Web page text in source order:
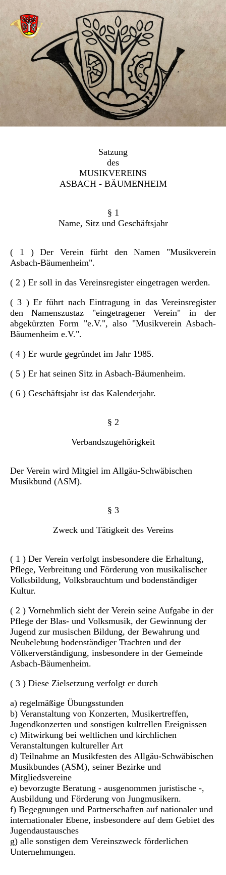
Satzung
des
MUSIKVEREINS
ASBACH - BÄUMENHEIM
§ 1
Name, Sitz und Geschäftsjahr
( 1 ) Der Verein fürht den Namen "Musikverein
Asbach-Bäumenheim".
( 2 ) Er soll in das Vereinsregister eingetragen werden.
( 3 ) Er führt nach Eintragung in das Vereinsregister
den Namenszustaz "eingetragener Verein" in der
abgekürzten Form "e.V.", also "Musikverein Asbach-
Bäumenheim e.V.".
( 4 ) Er wurde gegründet im Jahr 1985.
( 5 ) Er hat seinen Sitz in Asbach-Bäumenheim.
( 6 ) Geschäftsjahr ist das Kalenderjahr.
§ 2
Verbandszugehörigkeit
Der Verein wird Mitgiel im Allgäu-Schwäbischen
Musikbund (ASM).
§ 3
Zweck und Tätigkeit des Vereins
( 1 ) Der Verein verfolgt insbesondere die Erhaltung,
Pflege, Verbreitung und Förderung von musikalischer
Volksbildung, Volksbrauchtum und bodenständiger
Kultur.
( 2 ) Vornehmlich sieht der Verein seine Aufgabe in der
Pflege der Blas- und Volksmusik, der Gewinnung der
Jugend zur musischen Bildung, der Bewahrung und
Neubelebung bodenständiger Trachten und der
Völkerverständigung, insbesondere in der Gemeinde
Asbach-Bäumenheim.
( 3 ) Diese Zielsetzung verfolgt er durch
a) regelmäßige Übungsstunden
b) Veranstaltung von Konzerten, Musikertreffen,
Jugendkonzerten und sonstigen kultrellen Ereignissen
c) Mitwirkung bei weltlichen und kirchlichen
Veranstaltungen kultureller Art
d) Teilnahme an Musikfesten des Allgäu-Schwäbischen
Musikbundes (ASM), seiner Bezirke und
Mitgliedsvereine
e) bevorzugte Beratung - ausgenommen juristische -,
Ausbildung und Förderung von Jungmusikern.
f) Begegnungen und Partnerschaften auf nationaler und
internationaler Ebene, insbesondere auf dem Gebiet des
Jugendaustausches
g) alle sonstigen dem Vereinszweck förderlichen
Unternehmungen.